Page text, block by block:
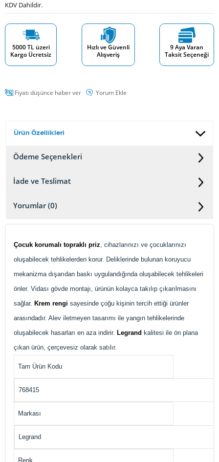
KDV Dahildir.
5000 TL üzeri
Kargo Ücretsiz
Hızlı ve Güvenli
Alışveriş
9 Aya Varan
Taksit Seçeneği
Fiyatı düşünce haber ver Yorum Ekle
Ürün Özellikleri
Ödeme Seçenekleri
İade ve Teslimat
Yorumlar (0)
Çocuk korumalı topraklı priz, cihazlarınızı ve çocuklarınızı
oluşabilecek tehlikelerden korur. Deliklerinde bulunan koruyucu
mekanizma dışarıdan baskı uygulandığında oluşabilecek tehlikeleri
önler. Vidası gövde montajı, ürünün kolayca takılıp çıkarılmasını
sağlar. Krem rengi sayesinde çoğu kişinin tercih ettiği ürünler
arasındadır. Alev iletmeyen tasarımı ile yangın tehlikelerinde
oluşabilecek hasarları en aza indirir. Legrand kalitesi ile ön plana
çıkan ürün, çerçevesiz olarak satılır.
Tam Ürün Kodu
768415
Markası
Legrand
Renk